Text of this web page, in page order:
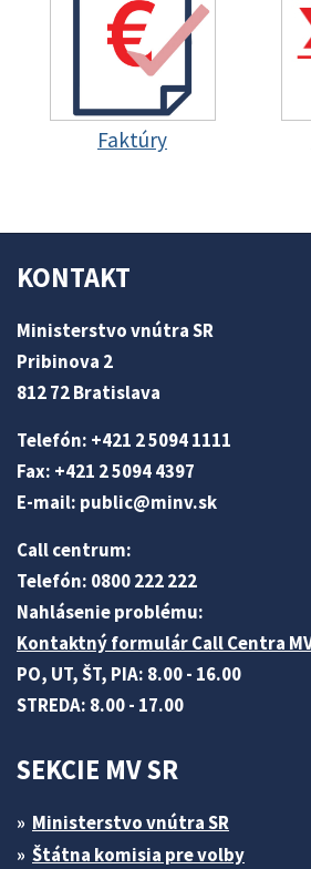
Faktúry
KONTAKT
Ministerstvo vnútra SR
Pribinova 2
812 72 Bratislava
Telefón: +421 2 5094 1111
Fax: +421 2 5094 4397
E-mail: public@minv.sk
Call centrum:
Telefón: 0800 222 222
Nahlásenie problému:
Kontaktný formulár Call Centra MV
PO, UT, ŠT, PIA: 8.00 - 16.00
STREDA: 8.00 - 17.00
SEKCIE MV SR
Ministerstvo vnútra SR
Štátna komisia pre volby